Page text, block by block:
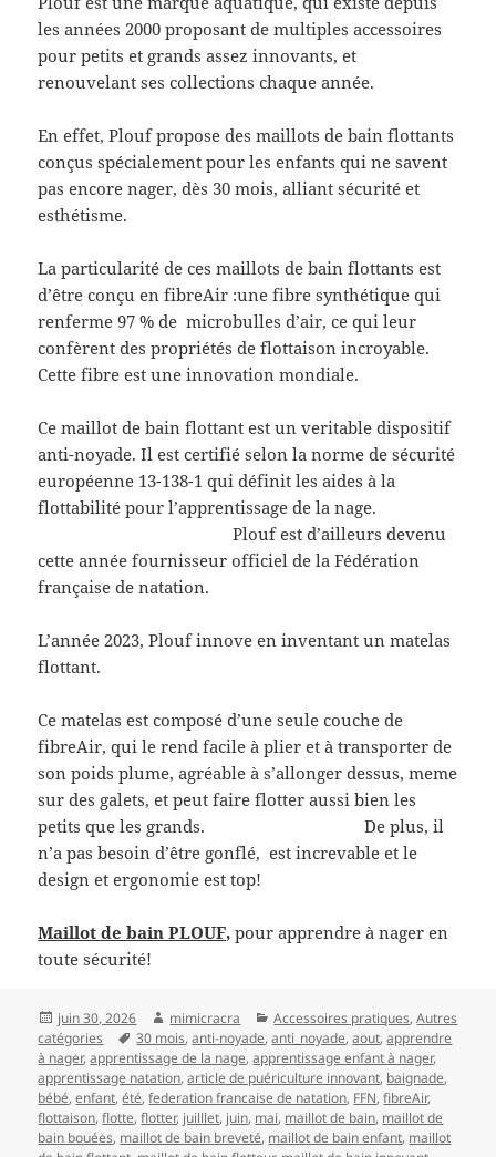
les années 2000 proposant de multiples accessoires
pour petits et grands assez innovants, et
renouvelant ses collections chaque année.
En effet, Plouf propose des maillots de bain flottants
conçus spécialement pour les enfants qui ne savent
pas encore nager, dès 30 mois, alliant sécurité et
esthétisme.
La particularité de ces maillots de bain flottants est
d’être conçu en fibreAir :une fibre synthétique qui
renferme 97 % de microbulles d’air, ce qui leur
confèrent des propriétés de flottaison incroyable.
Cette fibre est une innovation mondiale.
Ce maillot de bain flottant est un veritable dispositif
anti-noyade. Il est certifié selon la norme de sécurité
européenne 13-138-1 qui définit les aides à la
flottabilité pour l’apprentissage de la nage.
Plouf est d’ailleurs devenu
cette année fournisseur officiel de la Fédération
française de natation.
L’année 2023, Plouf innove en inventant un matelas
flottant.
Ce matelas est composé d’une seule couche de
fibreAir, qui le rend facile à plier et à transporter de
son poids plume, agréable à s’allonger dessus, meme
sur des galets, et peut faire flotter aussi bien les
petits que les grands. De plus, il
n’a pas besoin d’être gonflé, est increvable et le
design et ergonomie est top!
Maillot de bain PLOUF, pour apprendre à nager en
toute sécurité!
Publié
le
juin 30, 2026 Auteur
mimicracra Catégories
Accessoires pratiques,Autres
catégories
Mots-
clés
30 mois,anti-noyade,anti_noyade,aout,apprendre
à nager,apprentissage de la nage,apprentissage enfant à nager,
apprentissage natation,article de puériculture innovant, baignade,
bébé,enfant,été,federation francaise de natation, FFN,fibreAir,
flottaison,flotte,flotter, juilllet, juin, mai, maillot de bain, maillot de
bain bouées, maillot de bain breveté, maillot de bain enfant, maillot